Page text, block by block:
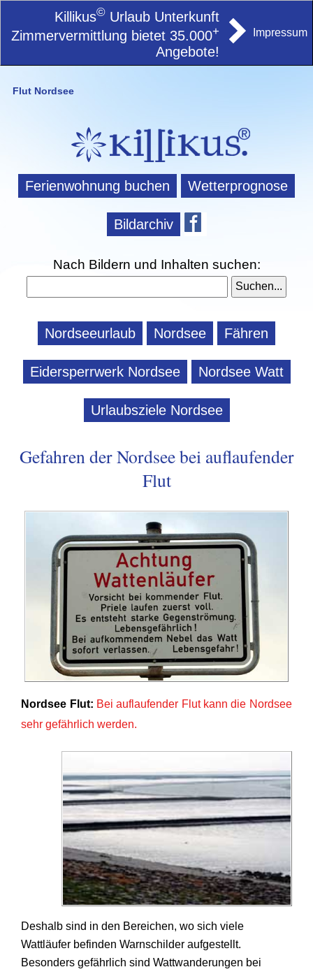
Killikus© Urlaub Unterkunft
Zimmervermittlung bietet 35.000+
Angebote!
Impressum
Flut Nordsee
Ferienwohnung buchen Wetterprognose
Bildarchiv
Nach Bildern und Inhalten suchen:
Nordseeurlaub Nordsee Fähren
Eidersperrwerk Nordsee Nordsee Watt
Urlaubsziele Nordsee
Gefahren der Nordsee bei auflaufender
Flut
Nordsee Flut: Bei auflaufender Flut kann die Nordsee
sehr gefährlich werden.
Deshalb sind in den Bereichen, wo sich viele
Wattläufer befinden Warnschilder aufgestellt.
Besonders gefährlich sind Wattwanderungen bei